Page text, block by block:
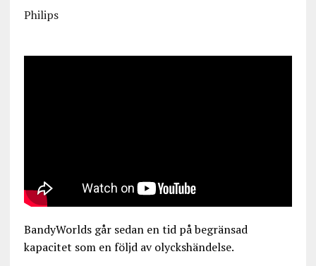
Philips
BandyWorlds går sedan en tid på begränsad
kapacitet som en följd av olyckshändelse.